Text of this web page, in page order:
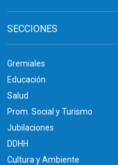
SECCIONES
Gremiales
Educación
Salud
Prom. Social y Turismo
Jubilaciones
DDHH
Cultura y Ambiente